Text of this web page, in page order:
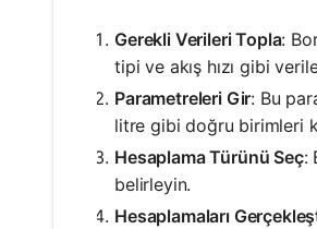
Gerekli Verileri Topla:
tipi ve akış hızı gibi
Parametreleri Gir: Bu
litre gibi doğru birimleri
Hesaplama Türünü Seç:
belirleyin.
Hesaplamaları